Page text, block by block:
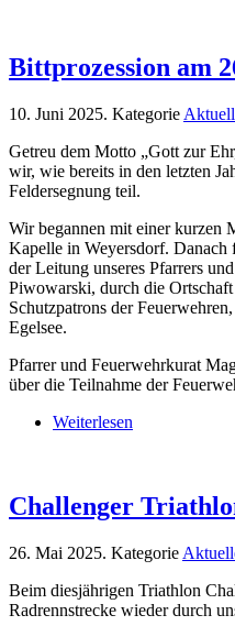
Bittprozession am
10. Juni 2025. Kategorie
Getreu dem Motto „Gott zur
wir, wie bereits in den letzten
Feldersegnung teil.
Wir begannen mit einer kurzen
Kapelle in Weyersdorf. Danach
der Leitung unseres Pfarrers
Piwowarski, durch die
Schutzpatrons der
Egelsee.
Pfarrer und Feuerwehrkurat
über die Teilnahme der
Weiterlesen
Challenger
26. Mai 2025. Kategorie
Beim diesjährigen Triathlon
Radrennstrecke wieder durch